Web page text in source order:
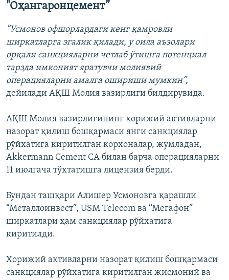
"Оҳангаронцемент”
“Усмонов офшорлардаги кенг қамровли
ширкатларга эгалик қилади, у оила аъзолари
орқали санкцияларни четлаб ўтишга потенциал
тарзда имконият яратувчи молиявий
операцияларни амалга ошириши мумкин”,
дейилади АҚШ Молия вазирлиги билдирувида.
АҚШ Молия вазирлигининг хорижий активларни
назорат қилиш бошқармаси янги санкциялар
рўйхатига киритилган корхоналар, жумладан,
Akkermann Cement CA билан барча операцияларни
11 июлгача тўхтатишга лицензия берди.
Бундан ташқари Алишер Усмоновга қарашли
“Металлоинвест”, USM Telecom ва “Мегафон”
ширкатлари ҳам санкциялар рўйхатига
киритилди.
Хорижий активларни назорат қилиш бошқармаси
санкциялар рўйхатига киритилган жисмоний ва